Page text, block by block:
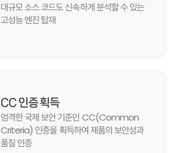
대규모 소스 코드도 신속하게 분석할 수 있는
고성능 엔진 탑재
CC 인증 획득
엄격한 국제 보안 기준인 CC(Common
Criteria) 인증을 획득하여 제품의 보안성과
품질 인증